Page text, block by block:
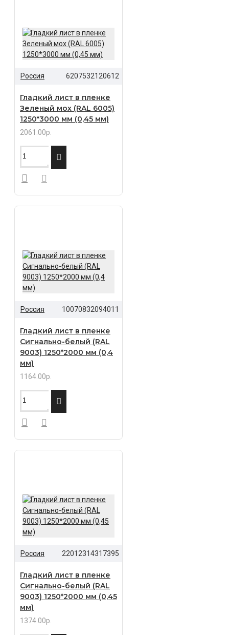
Россия 6207532120612
Гладкий лист в пленке
Зеленый мох (RAL 6005)
1250*3000 мм (0,45 мм)
2061.00р.
Россия 10070832094011
Гладкий лист в пленке
Сигнально-белый (RAL
9003) 1250*2000 мм (0,4
мм)
1164.00р.
Россия 22012314317395
Гладкий лист в пленке
Сигнально-белый (RAL
9003) 1250*2000 мм (0,45
мм)
1374.00р.